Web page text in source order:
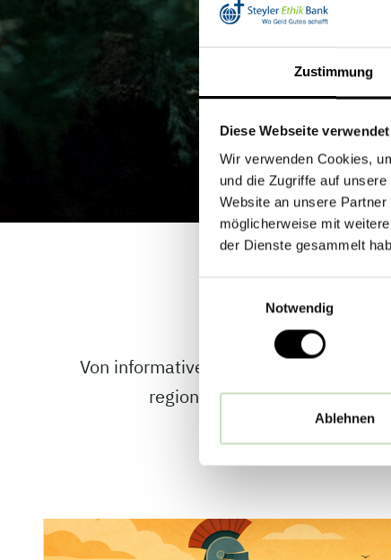
Zustimmung
Diese Webseite
Wir verwenden Cookies,
und die Zugriffe auf
Website an unsere
möglicherweise mit
der Dienste gesammelt
Notwendig
Ablehnen
Entdecken
Von informativen Finanz-Webinaren
regionalen Festen und